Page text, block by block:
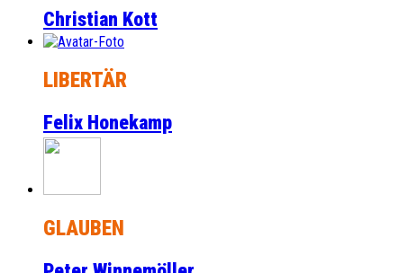
Christian Kott
LIBERTÄR
Felix Honekamp
GLAUBEN